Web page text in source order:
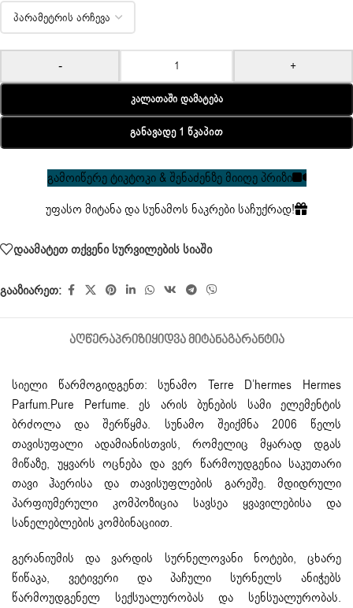
- +
Კალათაში Დამატება
Განავადე 1 Წკაპით
გამოიწერე ტიკტოკი & შენაძენზე მიიღე პრიზი
უფასო მიტანა და სუნამოს ნაკრები საჩუქრად!
დაამატეთ თქვენი სურვილების სიაში
გააზიარეთ:
ᲐᲦᲬᲔᲠᲐᲞᲠᲘᲖᲘᲧᲘᲓᲕᲐ ᲛᲘᲢᲐᲜᲐᲒᲐᲠᲐᲜᲢᲘᲐ
სიელი წარმოგიდგენთ: სუნამო Terre D’hermes Hermes
Parfum.Pure Perfume. ეს არის ბუნების სამი ელემენტის
ბრძოლა და შერწყმა. სუნამო შეიქმნა 2006 წელს
თავისუფალი ადამიანისთვის, რომელიც მყარად დგას
მიწაზე, უყვარს ოცნება და ვერ წარმოუდგენია საკუთარი
თავი ჰაერისა და თავისუფლების გარეშე. მდიდრული
პარფიუმერული კომპოზიცია სავსეა ყვავილებისა და
სანელებლების კომბინაციით.
გერანიუმის და ვარდის სურნელოვანი ნოტები, ცხარე
წიწაკა, ვეტივერი და პაჩული სურნელს ანიჭებს
წარმოუდგენელ სექსუალურობას და სენსუალურობას.